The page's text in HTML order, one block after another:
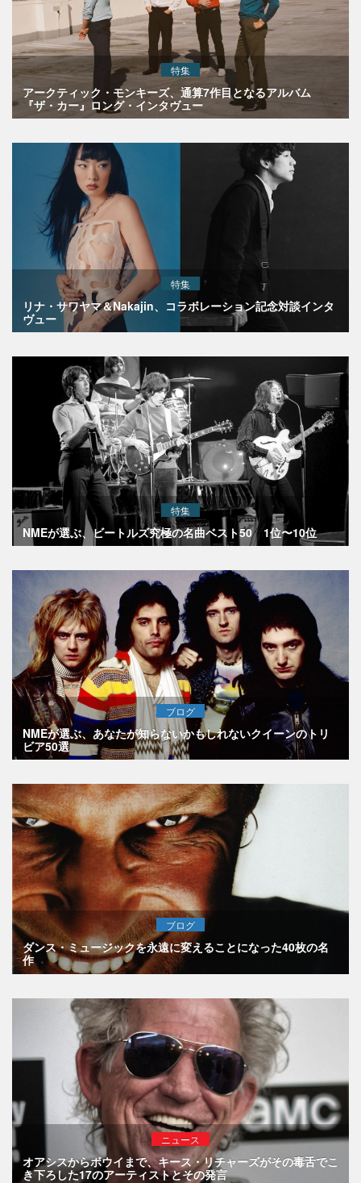
特集
アークティック・モンキーズ、通算7作目となるアルバム
『ザ・カー』ロング・インタヴュー
特集
リナ・サワヤマ＆Nakajin、コラボレーション記念対談インタ
ヴュー
特集
NMEが選ぶ、ビートルズ究極の名曲ベスト50 1位〜10位
ブログ
NMEが選ぶ、あなたが知らないかもしれないクイーンのトリ
ビア50選
ブログ
ダンス・ミュージックを永遠に変えることになった40枚の名
作
ニュース
オアシスからボウイまで、キース・リチャーズがその毒舌でこ
き下ろした17のアーティストとその発言